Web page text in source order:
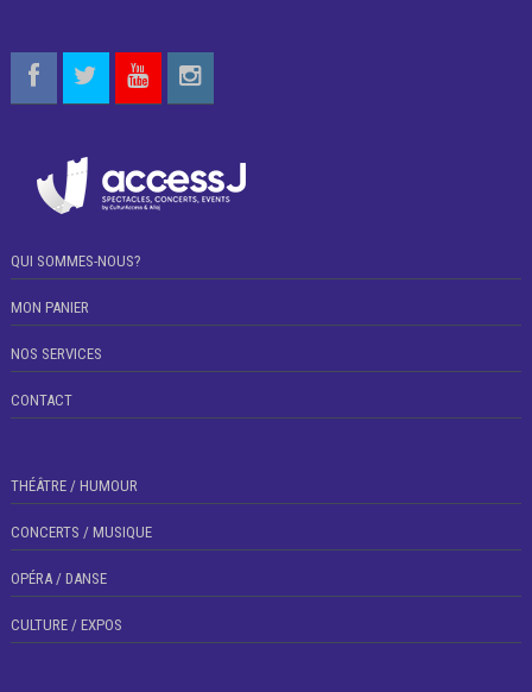
QUI SOMMES-NOUS?
MON PANIER
NOS SERVICES
CONTACT
THÉÂTRE / HUMOUR
CONCERTS / MUSIQUE
OPÉRA / DANSE
CULTURE / EXPOS